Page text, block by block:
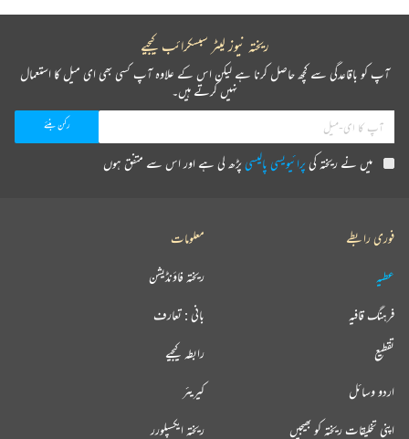
ریختہ نیوز لیٹر سبسکرائب کیجیے
آپ کو باقاعدگی سے کچھ حاصل کرنا ہے لیکن اس کے علاوہ آپ کسی بھی ای میل کا استعمال
نہیں کرتے ہیں۔
میں نے ریختہ کیپرائیویسی پالیسیپڑھ لی ہے اور اس سے متفق ہوں
فوری رابطے
عطیہ
فرہنگ قافیہ
تقطیع
اردو وسائل
اپنی تخلیقات ریختہ کو بھیجیں
معلومات
ریختہ فاؤنڈیشن
بانی : تعارف
رابطہ کیجیے
کیریئر
ریختہ ایکسپلورر